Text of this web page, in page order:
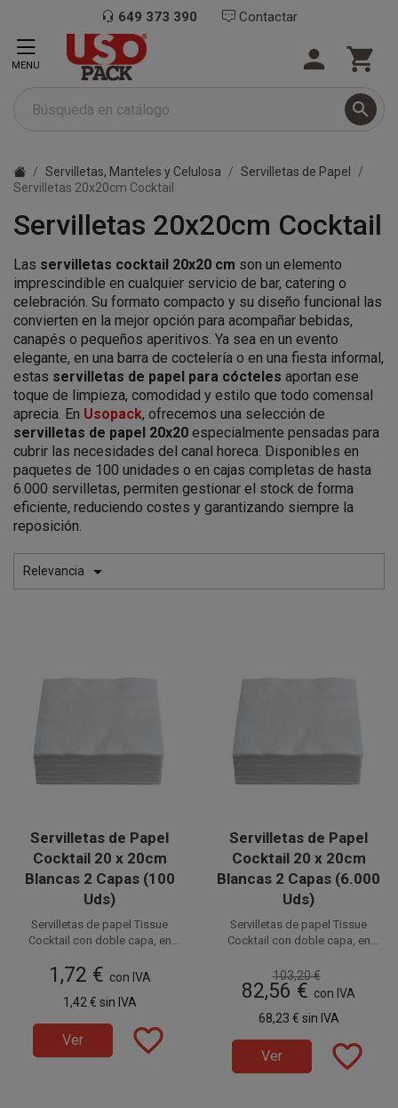
649 373 390 Contactar

 
MENU
Servilletas, Manteles y Celulosa
Servilletas de Papel
Servilletas 20x20cm Cocktail
Servilletas 20x20cm Cocktail
Las servilletas cocktail 20x20 cm son un elemento
imprescindible en cualquier servicio de bar, catering o
celebración. Su formato compacto y su diseño funcional las
convierten en la mejor opción para acompañar bebidas,
canapés o pequeños aperitivos. Ya sea en un evento
elegante, en una barra de coctelería o en una fiesta informal,
estas servilletas de papel para cócteles aportan ese
toque de limpieza, comodidad y estilo que todo comensal
aprecia. En Usopack, ofrecemos una selección de
servilletas de papel 20x20 especialmente pensadas para
cubrir las necesidades del canal horeca. Disponibles en
paquetes de 100 unidades o en cajas completas de hasta
6.000 servilletas, permiten gestionar el stock de forma
eficiente, reduciendo costes y garantizando siempre la
reposición.
Relevancia 
Servilletas de Papel
Cocktail 20 x 20cm
Blancas 2 Capas (100
Uds)
Servilletas de papel Tissue
Cocktail con doble capa, en
10 cm plegadas). Ideales para
Degustaciones, Catering,
Fiestas, Restaurantes,
higiénicas.
paquetes de 100 unidades.
1,72 € con IVA
1,42 € sin IVA
Ver favorite_border
Servilletas de Papel
Cocktail 20 x 20cm
Blancas 2 Capas (6.000
Uds)
Servilletas de papel Tissue
Cocktail con doble capa, en
10 cm plegadas). Ideales para
Degustaciones, Catering,
Fiestas, Restaurantes,
Hostelería y Eventos. Prácticas e
de 6.000 unidades, distribuidas
en 60 paquetes de 100
103,20 €
82,56 € con IVA
68,23 € sin IVA
Ver favorite_border